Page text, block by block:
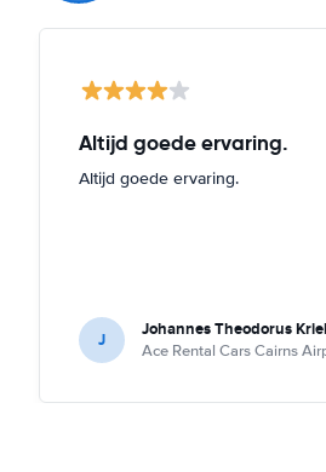
Altijd goede ervaring.
Altijd goede ervaring.
J Johannes Theodorus
Ace Rental Cars Cairns